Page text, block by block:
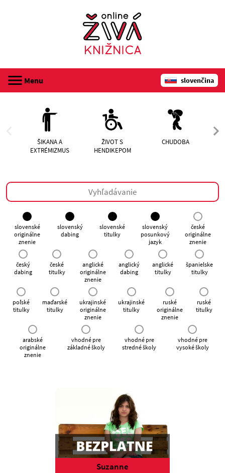
slovenčina
Menu
audioknihy
webináre
kontakt
prihlásenie
ŠIKANA A
EXTRÉMIZMUS
ŽIVOT S
HENDIKEPOM
CHUDOBA
slovenské
originálne
znenie
slovenský
dabing
slovenské
titulky
slovenský
posunkový
jazyk
české
originálne
znenie
český
dabing
české
titulky
anglické
originálne
znenie
anglický
dabing
anglické
titulky
španielske
titulky
poľské
titulky
maďarské
titulky
ukrajinské
originálne
znenie
ukrajinské
titulky
ruské
originálne
znenie
ruské
titulky
arabské
originálne
znenie
vhodné pre
základné školy
vhodné pre
stredné školy
vhodné pre
vysoké školy
Suzanne